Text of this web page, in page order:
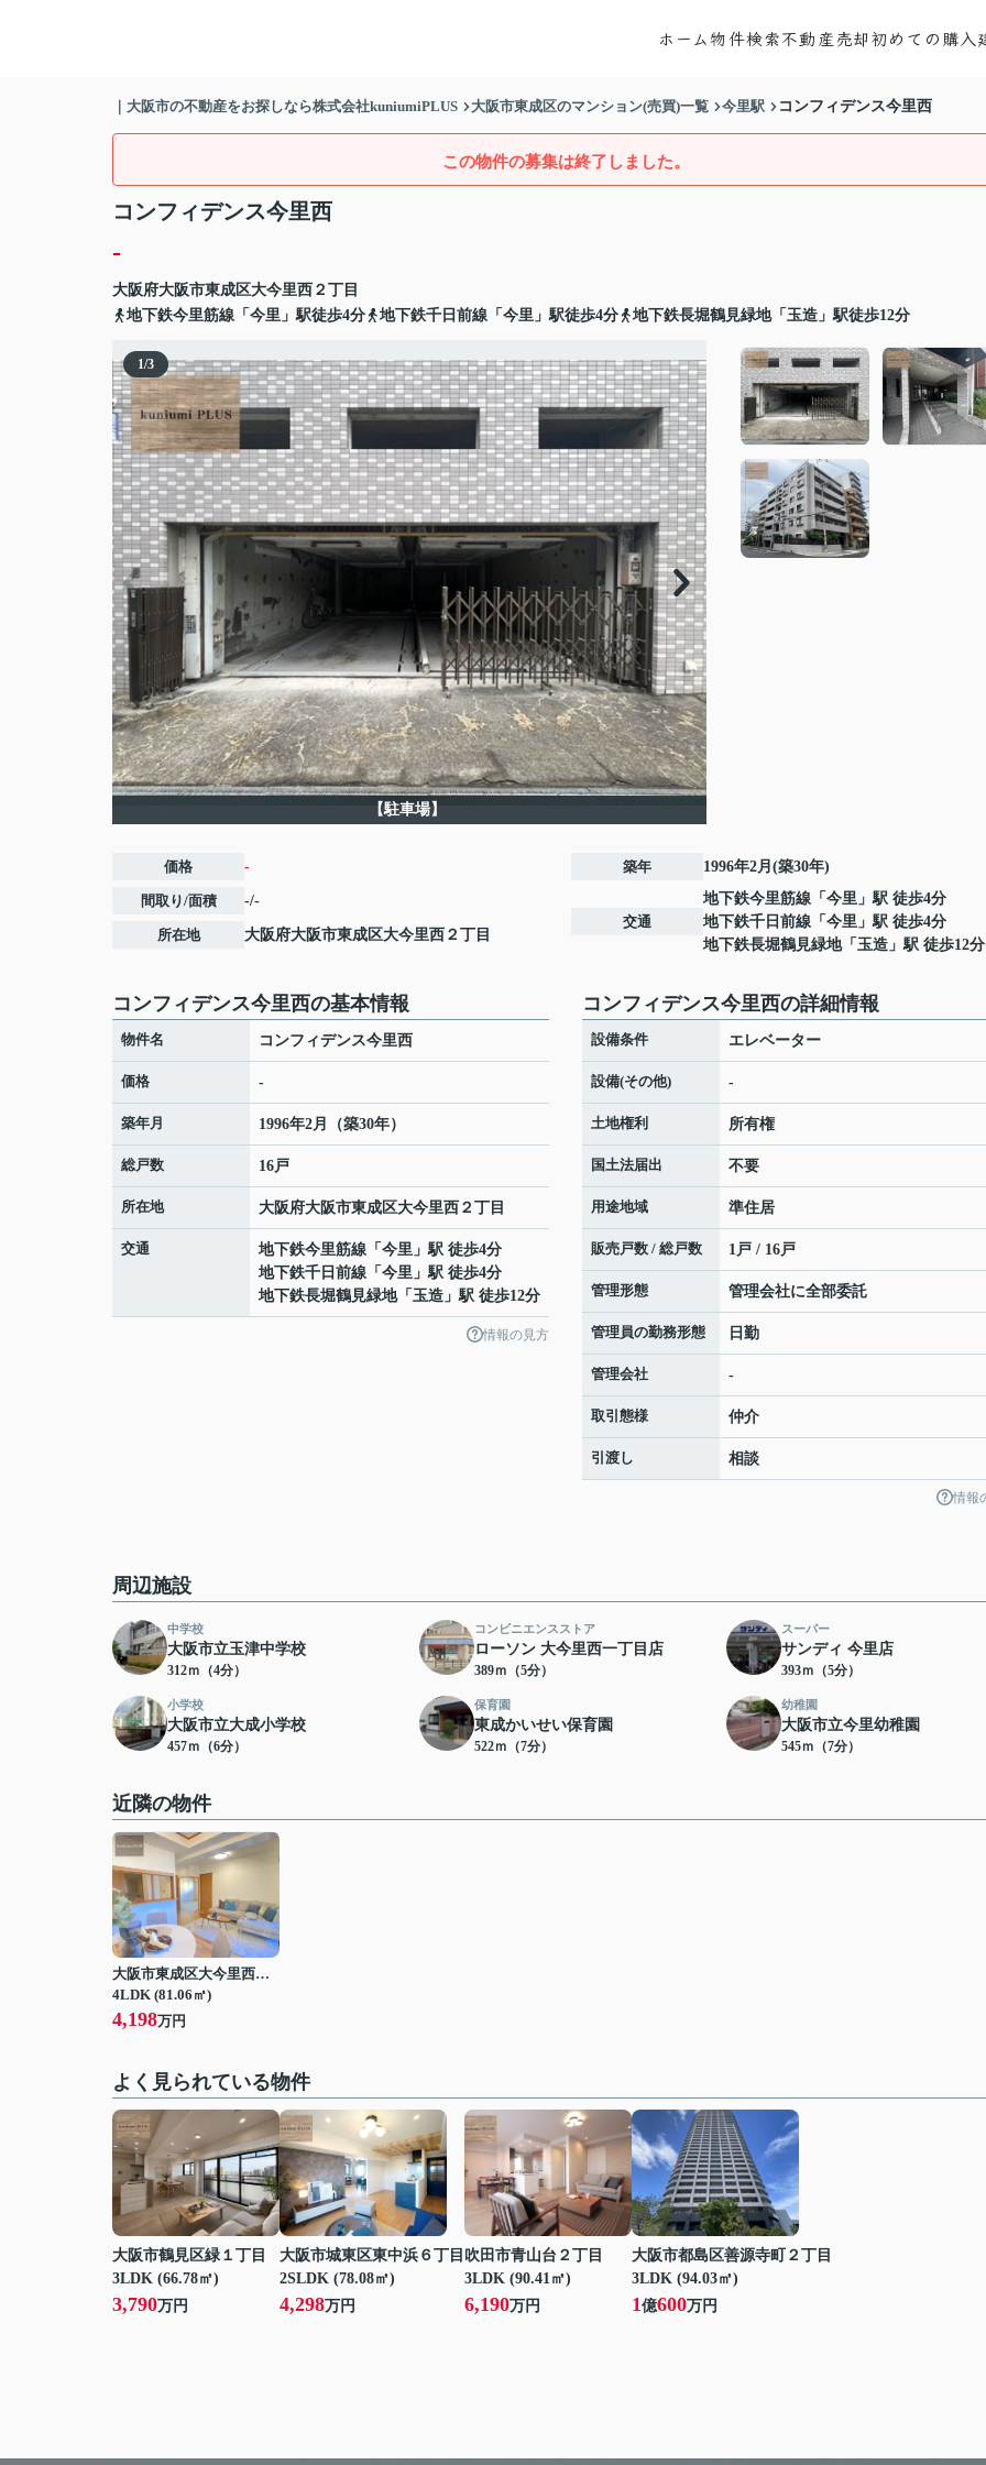
ホーム物件検索不動産売却初めての購入
｜大阪市の不動産をお探しなら株式会社kuniumiPLUS 大阪市東成区のマンション(売買)一覧 今里駅 コンフィデンス今里西
この物件の募集は終了しました。
コンフィデンス今里西
-
大阪府大阪市東成区大今里西 ２丁目
地下鉄今里筋線「今里」駅徒歩4分
地下鉄千日前線「今里」駅徒歩4分 地下鉄長堀鶴見緑地「玉造」駅徒歩12分
1/3
【駐車場】
価格 -
間取り/面積 -/-
所在地 大阪府大阪市東成区大今里西 ２丁目
築年 1996年2月(築30年)
交通
地下鉄今里筋線 「 今里 」駅 徒歩4分
地下鉄千日前線 「 今里 」駅 徒歩4分
地下鉄長堀鶴見緑地「 玉造 」駅 徒歩12分
コンフィデンス今里西の基本情報
物件名 コンフィデンス今里西
価格 -
築年月 1996年2月（築30年）
総戸数 16戸
所在地 大阪府大阪市東成区大今里西 ２丁目
交通 地下鉄今里筋線 「 今里 」駅 徒歩4分
地下鉄千日前線 「 今里 」駅 徒歩4分
地下鉄長堀鶴見緑地「 玉造 」駅 徒歩12分
情報の見方
コンフィデンス今里西の詳細情報
設備条件 エレベーター
設備(その他) -
土地権利 所有権
国土法届出 不要
用途地域 準住居
販売戸数 / 総戸数 1戸 / 16戸
管理形態 管理会社に全部委託
管理員の勤務形態 日勤
管理会社 -
取引態様 仲介
引渡し 相談
情報
周辺施設
中学校
大阪市立玉津中学校
312ｍ（4分）
コンビニエンスストア
ローソン 大今里西一丁目店
389ｍ（5分）
スーパー
サンディ 今里店
393ｍ（5分）
小学校
大阪市立大成小学校
457ｍ（6分）
保育園
東成かいせい保育園
522ｍ（7分）
幼稚園
大阪市立今里幼稚園
545ｍ（7分）
近隣の物件
大阪市東成区大今里西１丁目
4LDK (81.06㎡)
4,198万円
よく見られている物件
大阪市鶴見区緑１丁目
3LDK (66.78㎡)
3,790万円
大阪市城東区東中浜６丁目
2SLDK (78.08㎡)
4,298万円
吹田市青山台２丁目
3LDK (90.41㎡)
6,190万円
大阪市都島区善源寺町２丁目
3LDK (94.03㎡)
1億600万円